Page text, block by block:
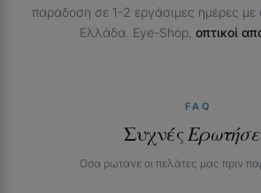
παράδοση σε 1-2 εργάσιμες ημέρες
Ελλάδα. Eye-Shop, οπτικοί
FAQ
Συχνές
Όσα ρωτάνε οι πελάτες μας πριν